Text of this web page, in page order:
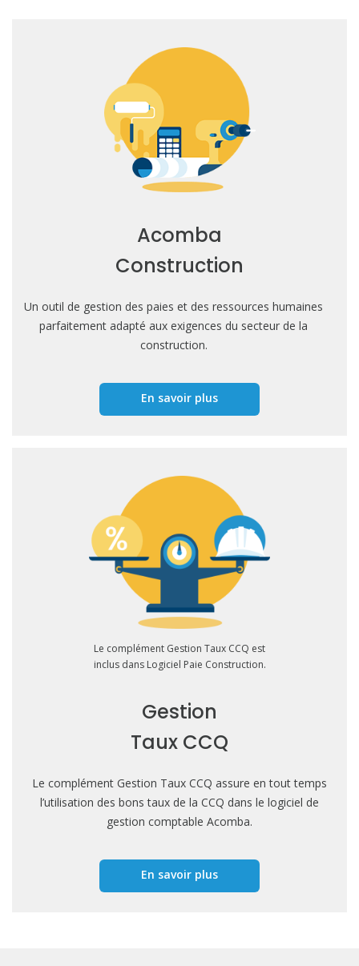
Acomba
Construction
Un outil de gestion des paies et des ressources humaines
parfaitement adapté aux exigences du secteur de la
construction.
En savoir plus
Gestion
Taux CCQ
Le complément Gestion Taux CCQ assure en tout temps
l’utilisation des bons taux de la CCQ dans le logiciel de
gestion comptable Acomba.
En savoir plus
Le complément Gestion Taux CCQ est
inclus dans Logiciel Paie Construction.